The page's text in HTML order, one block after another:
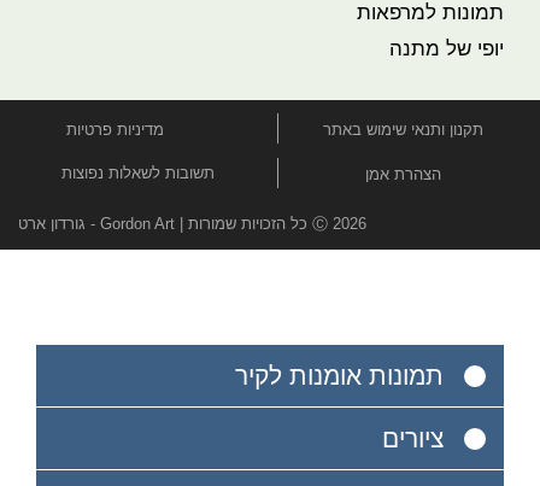
תמונות למרפאות
יופי של מתנה
תקנון ותנאי שימוש באתר מדיניות פרטיות
הצהרת אמן תשובות לשאלות נפוצות
Ⓒ 2026 כל הזכויות שמורות | Gordon Art - גורדון ארט
תמונות אומנות לקיר
ציורים